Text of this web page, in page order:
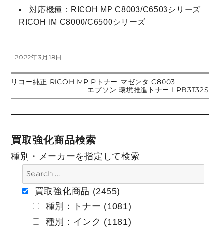
対応機種：RICOH MP C8003/C6503シリーズ
RICOH IM C8000/C6500シリーズ
投
日:
2022年3月18日
投
ビ
ー
前
投
リコー純正 RICOH MP Pトナー マゼンタ C8003
の
稿:
エプソン 環境推進トナー LPB3T32S
買取強化商品検索
種別・メーカーを指定して検索
買取強化商品 (2455)
種別：トナー (1081)
種別：インク (1181)